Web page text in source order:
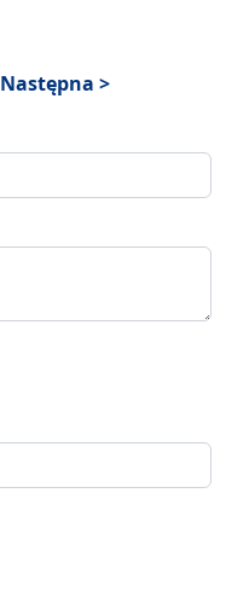
Następna >